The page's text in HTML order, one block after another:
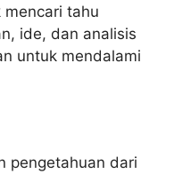
mencari tahu
ide, dan analisis
untuk mendalami
pengetahuan dari